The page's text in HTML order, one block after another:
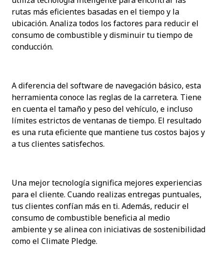
rutas más eficientes basadas en el tiempo y la
ubicación. Analiza todos los factores para reducir el
consumo de combustible y disminuir tu tiempo de
conducción.
A diferencia del software de navegación básico, esta
herramienta conoce las reglas de la carretera. Tiene
en cuenta el tamaño y peso del vehículo, e incluso
límites estrictos de ventanas de tiempo. El resultado
es una ruta eficiente que mantiene tus costos bajos y
a tus clientes satisfechos.
Una mejor tecnología significa mejores experiencias
para el cliente. Cuando realizas entregas puntuales,
tus clientes confían más en ti. Además, reducir el
consumo de combustible beneficia al medio
ambiente y se alinea con iniciativas de sostenibilidad
como el Climate Pledge.